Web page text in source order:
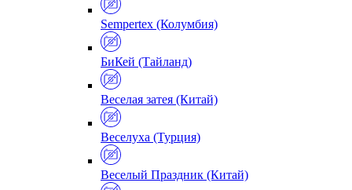
Sempertex (Колумбия)
БиКей (Тайланд)
Веселая затея (Китай)
Веселуха (Турция)
Веселый Праздник (Китай)